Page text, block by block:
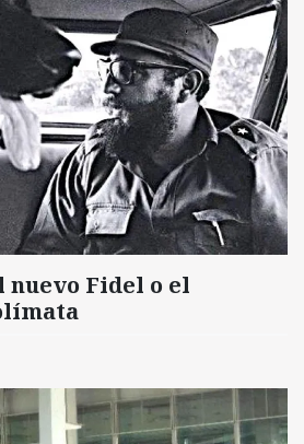
nuevo Fidel o el